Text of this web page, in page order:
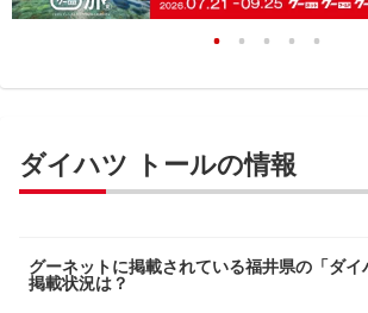
ダイハツ トールの情報
グーネットに掲載されている福井県の「ダ
掲載状況は？